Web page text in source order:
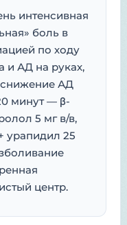
интенсивная
боль в
по ходу
и АД на руках,
снижение АД
минут — β-
5 мг в/в,
урапидил 25
центр.